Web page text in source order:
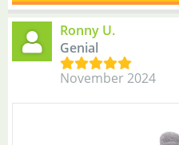
Ronny U.
Genial
November 2024